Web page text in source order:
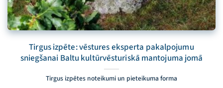
Tirgus izpēte: vēstures eksperta pakalpojumu
sniegšanai Baltu kultūrvēsturiskā mantojuma jomā
Tirgus izpētes noteikumi un pieteikuma forma